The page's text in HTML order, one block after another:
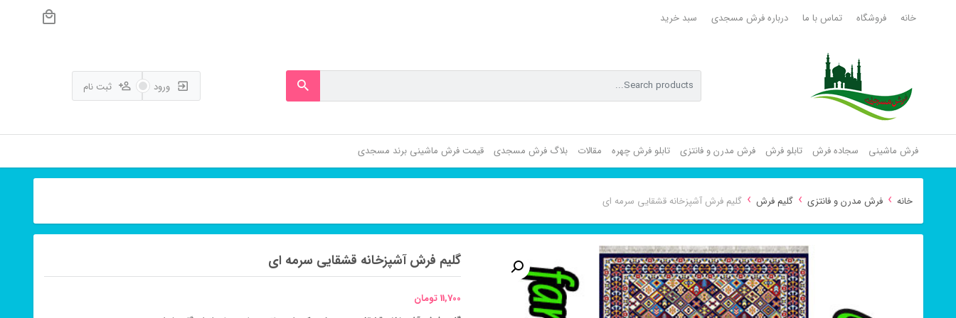
خانه فروشگاه تماس با ما درباره فرش مسجدی سبد خرید
ورود ثبت نام
فرش ماشینی سجاده فرش تابلو فرش فرش مدرن و فانتزی تابلو فرش چهره مقالات بلاگ فرش مسجدی قیمت فرش ماشینی برند مسجدی
خانه › فرش مدرن و فانتزی › گلیم فرش › گلیم فرش آشپزخانه قشقایی سرمه ای
گلیم فرش آشپزخانه قشقایی سرمه ای
11,700 تومان